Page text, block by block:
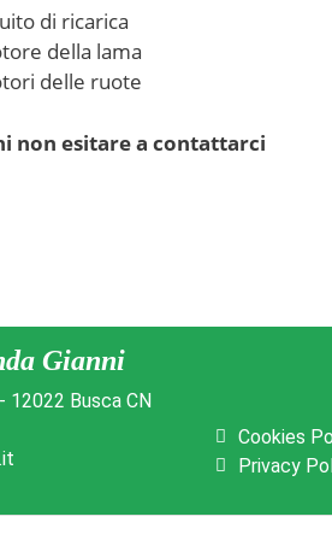
di ricarica
della lama
delle ruote
non esitare a contattarci
Gianni
12022 Busca CN
Cookies
Privacy